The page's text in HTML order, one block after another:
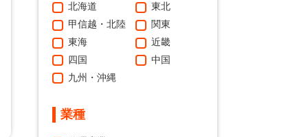
北海道
東北
甲信越・北陸
関東
東海
近畿
四国
中国
九州・沖縄
業種